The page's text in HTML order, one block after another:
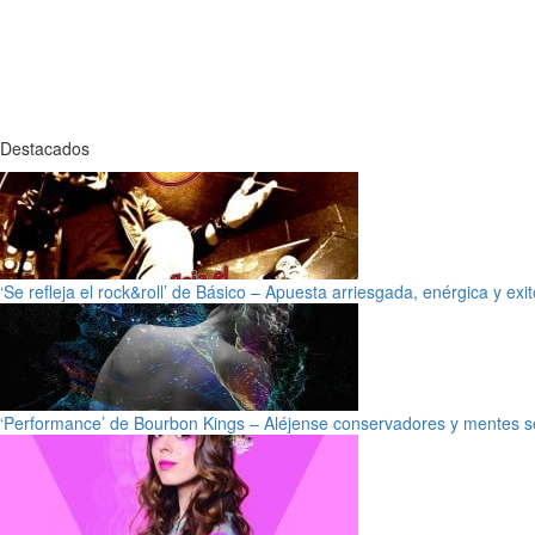
Destacados
‘Se refleja el rock&roll’ de Básico – Apuesta arriesgada, enérgica y
‘Performance’ de Bourbon Kings – Aléjense conservadores y mentes